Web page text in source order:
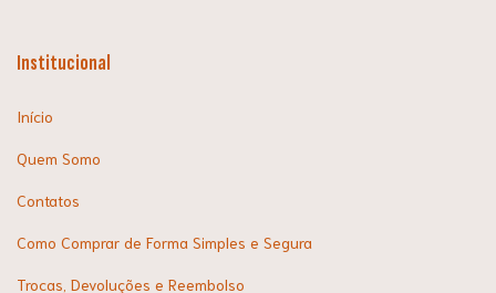
Institucional
Início
Quem Somo
Contatos
Como Comprar de Forma Simples e Segura
Trocas, Devoluções e Reembolso